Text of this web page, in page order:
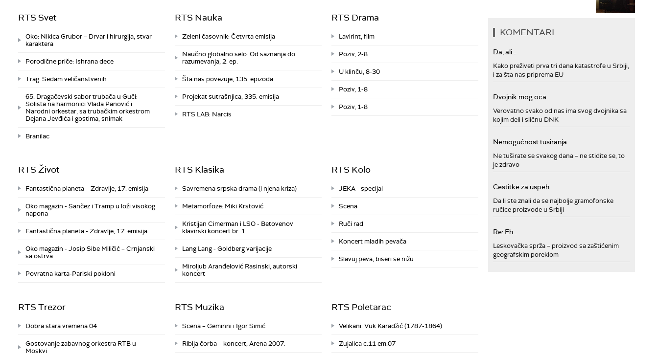
RTS Svet
Oko: Nikica Grubor – Drvar i hirurgija, stvar
karaktera
Porodične priče: Ishrana dece
Trag: Sedam veličanstvenih
65. Dragačevski sabor trubača u Guči:
Solista na harmonici Vlada Panović i
Narodni orkestar, sa trubačkim orkestrom
Dejana Jevđića i gostima, snimak
Branilac
RTS Nauka
Zeleni časovnik: Četvrta emisija
Naučno globalno selo: Od saznanja do
razumevanja, 2. ep.
Šta nas povezuje, 135. epizoda
Projekat sutrašnjica, 335. emisija
RTS LAB: Narcis
RTS Drama
Lavirint, film
Poziv, 2-8
U klinču, 8-30
Poziv, 1-8
Poziv, 1-8
RTS Život
Fantastična planeta – Zdravlje, 17. emisija
Oko magazin - Sančez i Tramp u loži visokog
napona
Fantastična planeta - Zdravlje, 17. emisija
Oko magazin - Josip Sibe Miličić – Crnjanski
sa ostrva
Povratna karta-Pariski pokloni
RTS Klasika
Savremena srpska drama (i njena kriza)
Metamorfoze: Miki Krstović
Kristijan Cimerman i LSO - Betovenov
klavirski koncert br. 1
Lang Lang - Goldberg varijacije
Miroljub Aranđelović Rasinski, autorski
koncert
RTS Kolo
JEKA - specijal
Scena
Ruči rad
Koncert mladih pevača
Slavuj peva, biseri se nižu
RTS Trezor
Dobra stara vremena 04
Gostovanje zabavnog orkestra RTB u
Moskvi
RTS Muzika
Scena – Geminni i Igor Simić
Riblja čorba – koncert, Arena 2007.
RTS Poletarac
Velikani: Vuk Karadžić (1787-1864)
Zujalica c.11 em.07
KOMENTARI
Da, ali...
Kako preživeti prva tri dana katastrofe u Srbiji,
i za šta nas priprema EU
Dvojnik mog oca
Verovatno svako od nas ima svog dvojnika sa
kojim deli i sličnu DNK
Nemogućnost tusiranja
Ne tuširate se svakog dana – ne stidite se, to
je zdravo
Cestitke za uspeh
Da li ste znali da se najbolje gramofonske
ručice proizvode u Srbiji
Re: Eh...
Leskovačka sprža – proizvod sa zaštićenim
geografskim poreklom